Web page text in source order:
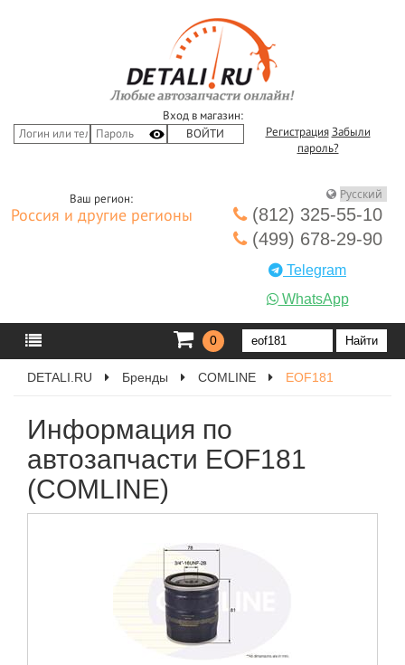
Вход в магазин:
Регистрация Забыли
пароль?
Ваш регион:
Россия и другие регионы
(812) 325-55-10
(499) 678-29-90
Telegram
WhatsApp
0
DETALI.RU Бренды COMLINE EOF181
Информация по
автозапчасти EOF181
(COMLINE)